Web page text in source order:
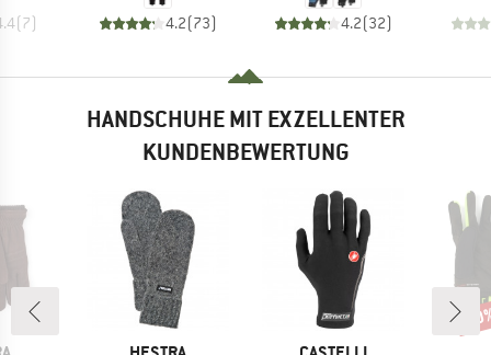
(7) 4.2(73) 4.2(32)
HANDSCHUHE MIT EXZELLENTER
KUNDENBEWERTUNG